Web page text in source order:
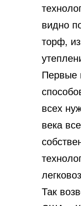
видно
торф,
Первые
всех
века
Так